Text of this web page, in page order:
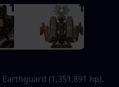
(1,351,891 hp).